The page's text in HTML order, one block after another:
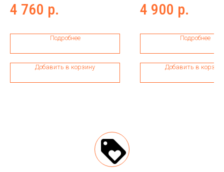
4 760 р.
Подробнее
Добавить в корзину
бриллиантовой
Diamond Serum, 30
4 900 р.
Подробнее
Добавить в